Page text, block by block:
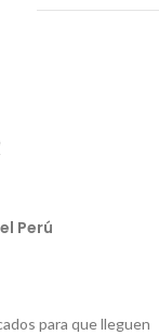
Perú
para que lleguen